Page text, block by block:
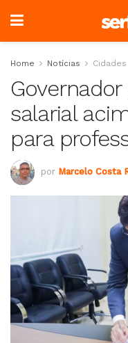
Home Notícias Cidades
salarial
para
por Marcelo Costa